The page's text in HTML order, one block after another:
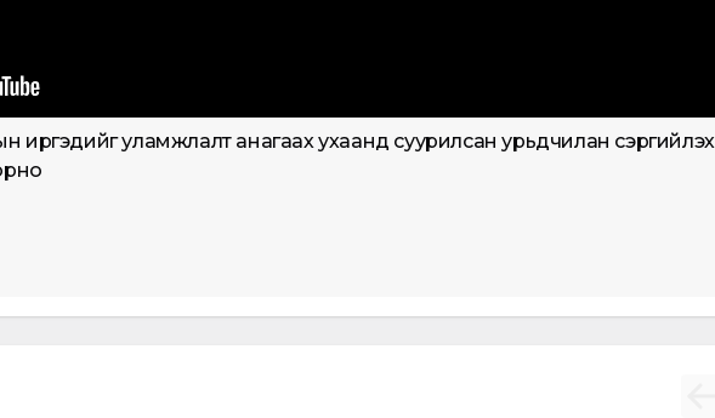
иргэдийг уламжлалт анагаах ухаанд суурилсан урьдчилан